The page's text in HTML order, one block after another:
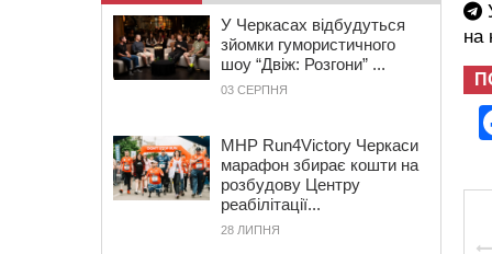
на
У Черкасах відбудуться
зйомки гумористичного
шоу “Двіж: Розгони” ...
03 СЕРПНЯ
MHP Run4Victory Черкаси
марафон збирає кошти на
розбудову Центру
реабілітації...
28 ЛИПНЯ